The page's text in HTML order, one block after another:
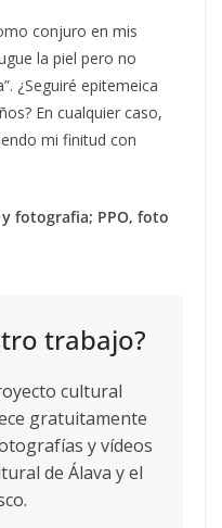
conjuro en mis
la piel pero no
¿Seguiré epitemeica
En cualquier caso,
mi finitud con
fotografia; PPO, foto
trabajo?
cultural
gratuitamente
y vídeos
de Álava y el